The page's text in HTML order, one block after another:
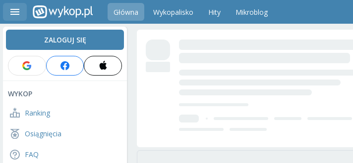
Główna Wykopalisko Hity Mikroblog
ZALOGUJ SIĘ
WYKOP
Ranking
Osiągnięcia
FAQ